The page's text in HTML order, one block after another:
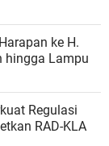
ke H.
hingga Lampu
Regulasi
RAD-KLA